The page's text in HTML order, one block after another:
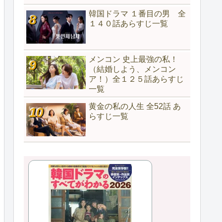
韓国ドラマ １番目の男 全
１４０話あらすじ一覧
メンコン 史上最強の私！
（結婚しよう、メンコン
ア！）全１２５話あらすじ
一覧
黄金の私の人生 全52話 あ
らすじ一覧